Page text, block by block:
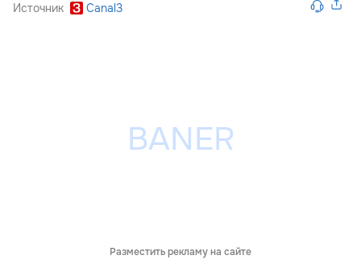
Источник Canal3
Разместить рекламу на сайте